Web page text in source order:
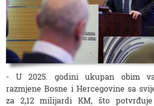
- U 2025. godini ukupan obim
razmjene Bosne i Hercegovine sa
za 2,12 milijardi KM, što